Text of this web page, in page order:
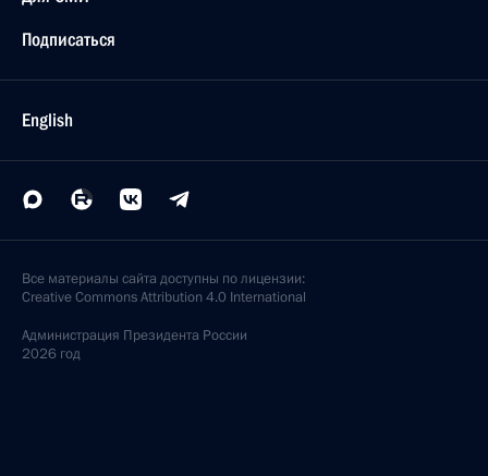
Подписаться
English
Все материалы сайта доступны по лицензии:
Creative Commons Attribution 4.0 International
Администрация Президента России
2026 год